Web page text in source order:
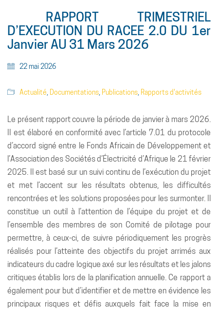
RAPPORT TRIMESTRIEL
D’EXECUTION DU RACEE 2.0 DU 1er
Janvier AU 31 Mars 2026
22 mai 2026
Actualité Documentations Publications Rapports d'activités
Le présent rapport couvre la période de janvier à mars 2026.
II est élaboré en conformité avec l’article 7.01 du protocole
d’accord signé entre le Fonds Africain de Développement et
l’Association des Sociétés d’Électricité d’Afrique le 21 février
2025. Il est basé sur un suivi continu de l’exécution du projet
et met l’accent sur les résultats obtenus, les difficultés
rencontrées et les solutions proposées pour les surmonter. Il
constitue un outil à l’attention de l’équipe du projet et de
l’ensemble des membres de son Comité de pilotage pour
permettre, à ceux-ci, de suivre périodiquement les progrès
réalisés pour l’atteinte des objectifs du projet arrimés aux
indicateurs du cadre logique axé sur les résultats et les jalons
critiques établis lors de la planification annuelle. Ce rapport a
également pour but d’identifier et de mettre en évidence les
principaux risques et défis auxquels fait face la mise en